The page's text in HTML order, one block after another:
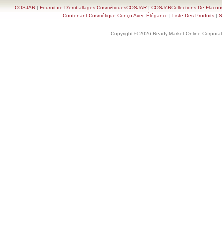
COSJAR | Fourniture D'emballages CosmétiquesCOSJAR | COSJARCollections De
Contenant Cosmétique Conçu Avec Élégance | Liste Des Produits |
Copyright © 2026 Ready-Market Online